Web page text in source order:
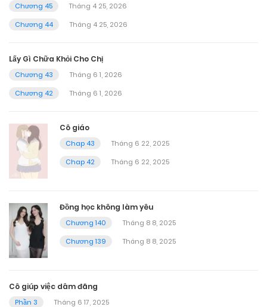
Chương 45
Tháng 4 25, 2026
Chương 44
Tháng 4 25, 2026
Lấy Gì Chữa Khỏi Cho Chị
Chương 43
Tháng 6 1, 2026
Chương 42
Tháng 6 1, 2026
Cô giáo
Chap 43
Tháng 6 22, 2025
Chap 42
Tháng 6 22, 2025
Đồng học không làm yêu
Chương 140
Tháng 8 8, 2025
Chương 139
Tháng 8 8, 2025
Cô giúp việc dâm đãng
Phần 3
Tháng 6 17, 2025